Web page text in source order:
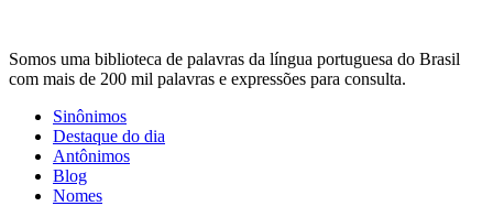
Somos uma biblioteca de palavras da língua portuguesa do Brasil
com mais de 200 mil palavras e expressões para consulta.
Sinônimos
Destaque do dia
Antônimos
Blog
Nomes